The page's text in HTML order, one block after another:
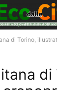
di Torino,
di